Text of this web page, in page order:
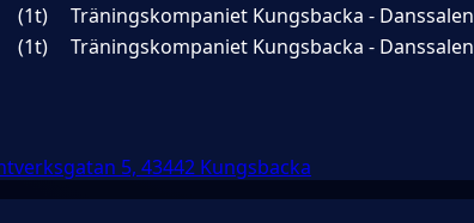
(1t)
Träningskompaniet Kungsbacka - Danssalen
(1t) Träningskompaniet Kungsbacka - Danssalen
5, 43442 Kungsbacka